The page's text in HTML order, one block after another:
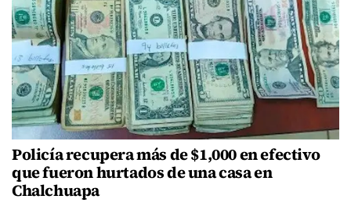
Policía recupera más de $1,000 en efectivo
que fueron hurtados de una casa en
Chalchuapa